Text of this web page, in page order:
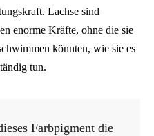
Lachse sind
enorme Kräfte, ohne die sie
könnten, wie sie es
tun.
Farbpigment die